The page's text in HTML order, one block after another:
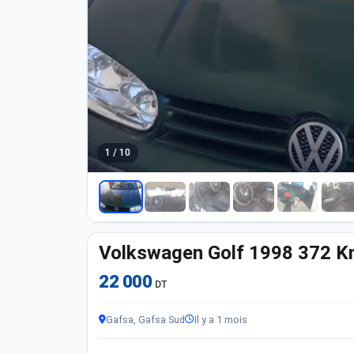
1 / 10
Volkswagen Golf 1998 372
22 000 DT
Gafsa, Gafsa Sud Il y a 1 mois